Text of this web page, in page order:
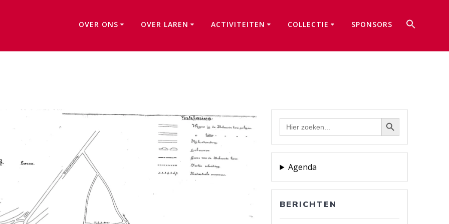
OVER ONS OVER LAREN ACTIVITEITEN COLLECTIE SPONSORS
Zoek
naar:
Zoekknop
Agenda
BERICHTEN